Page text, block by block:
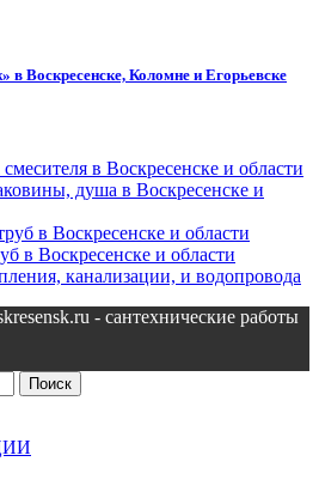
в Воскресенске, Коломне и Егорьевске
в Воскресенске и области
душа в Воскресенске и
в Воскресенске и области
в Воскресенске и области
канализации, и водопровода
- сантехнические работы
Поиск